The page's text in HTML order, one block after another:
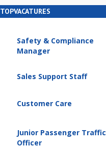
TOPVACATURES
Safety & Compliance
Manager
Sales Support Staff
Customer Care
Junior Passenger Traffic
Officer